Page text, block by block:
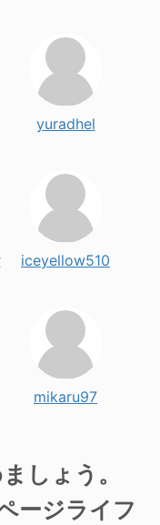
yuradhel
iceyellow510
mikaru97
しょう。
ージライフ